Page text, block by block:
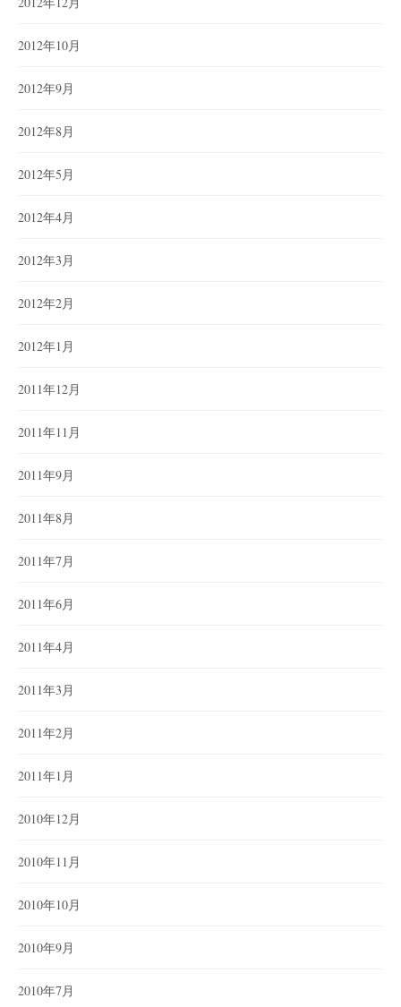
2012年10月
2012年9月
2012年8月
2012年5月
2012年4月
2012年3月
2012年2月
2012年1月
2011年12月
2011年11月
2011年9月
2011年8月
2011年7月
2011年6月
2011年4月
2011年3月
2011年2月
2011年1月
2010年12月
2010年11月
2010年10月
2010年9月
2010年7月